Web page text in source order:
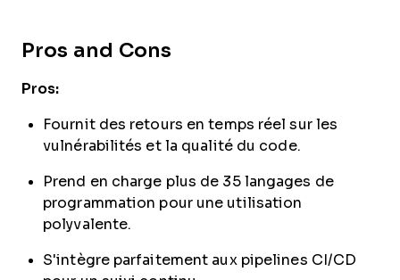
Pros and Cons
Pros:
Fournit des retours en temps réel sur les
vulnérabilités et la qualité du code.
Prend en charge plus de 35 langages de
programmation pour une utilisation
polyvalente.
S'intègre parfaitement aux pipelines CI/CD